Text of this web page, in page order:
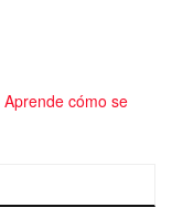
Aprende cómo se